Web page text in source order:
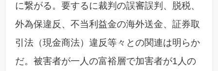
に繋がる。要するに裁判の誤審誤判、脱税、
外為保違反、不当利益金の海外送金、証券取
引法（現金商法）違反等々との関連は明らか
だ。被害者が一人の富裕層で加害者が1人の